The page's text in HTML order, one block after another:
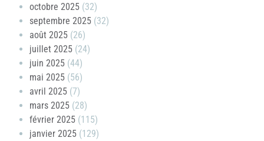
octobre 2025 (32)
septembre 2025 (32)
août 2025 (26)
juillet 2025 (24)
juin 2025 (44)
mai 2025 (56)
avril 2025 (7)
mars 2025 (28)
février 2025 (115)
janvier 2025 (129)